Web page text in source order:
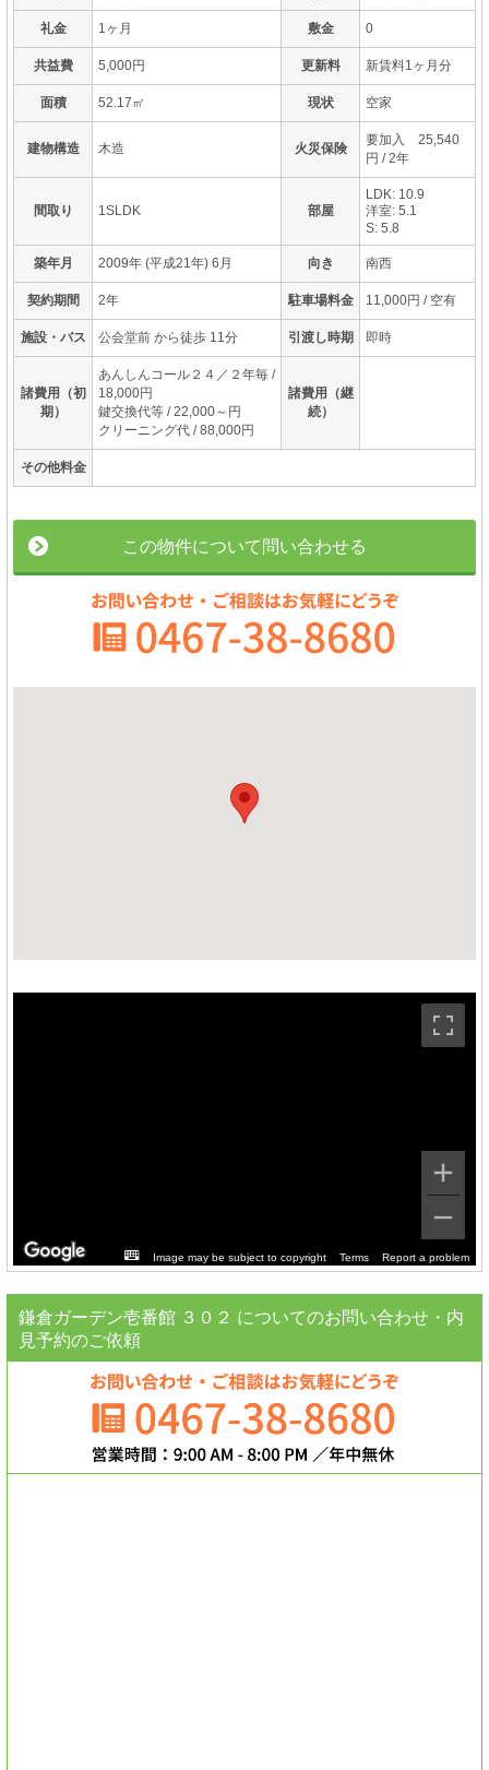
礼金 1ヶ月 敷金 0
共益費 5,000円 更新料 新賃料1ヶ月分
面積 52.17㎡ 現状 空家
建物構造 木造 火災保険
要加入 25,540
円 / 2年
間取り 1SLDK 部屋
LDK: 10.9
洋室: 5.1
S: 5.8
築年月 2009年 (平成21年) 6月 向き 南西
契約期間 2年 駐車場料金 11,000円 / 空有
施設・バス 公会堂前 から徒歩 11分 引渡し時期 即時
諸費用（初
期）
あんしんコール２４／２年毎 /
18,000円
鍵交換代等 / 22,000～円
クリーニング代 / 88,000円
諸費用（継
続）
その他料金
この物件について問い合わせる
Image may be subject to copyright Terms Report a problem
鎌倉ガーデン壱番館 ３０２ についてのお問い合わせ・内
見予約のご依頼